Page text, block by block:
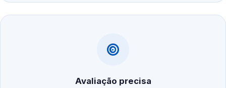
Avaliação precisa